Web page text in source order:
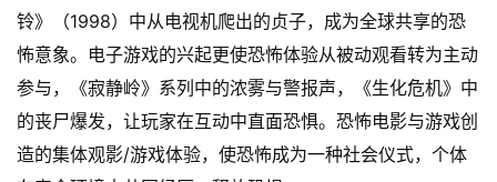
铃》（1998）中从电视机爬出的贞子，成为全球共享的恐
怖意象。电子游戏的兴起更使恐怖体验从被动观看转为主动
参与，《寂静岭》系列中的浓雾与警报声，《生化危机》中
的丧尸爆发，让玩家在互动中直面恐惧。恐怖电影与游戏创
造的集体观影/游戏体验，使恐怖成为一种社会仪式，个体